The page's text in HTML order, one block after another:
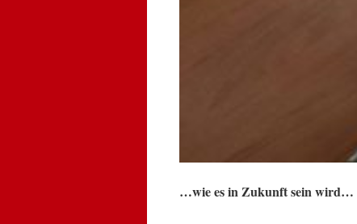
…wie es in Zukunft sein wird…